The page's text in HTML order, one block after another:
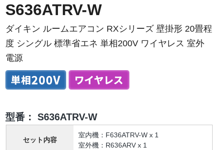
S636ATRV-W
ダイキン ルームエアコン RXシリーズ 壁掛形 20畳程
度 シングル 標準省エネ 単相200V ワイヤレス 室外
電源
型番： S636ATRV-W
セット内容
室内機：F636ATRV-W x 1
室外機：R636ARV x 1